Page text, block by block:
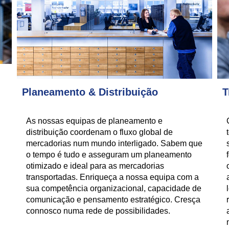
Planeamento & Distribuição
As nossas equipas de planeamento e
distribuição coordenam o fluxo global de
mercadorias num mundo interligado. Sabem que
o tempo é tudo e asseguram um planeamento
otimizado e ideal para as mercadorias
transportadas. Enriqueça a nossa equipa com a
sua competência organizacional, capacidade de
comunicação e pensamento estratégico. Cresça
connosco numa rede de possibilidades.